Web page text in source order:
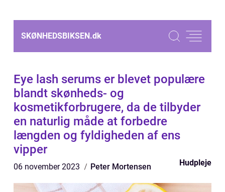
SKØNHEDSBIKSEN.dk
Eye lash serums er blevet populære
blandt skønheds- og
kosmetikforbrugere, da de tilbyder
en naturlig måde at forbedre
længden og fyldigheden af ens
vipper
06 november 2023 Peter Mortensen Hudpleje